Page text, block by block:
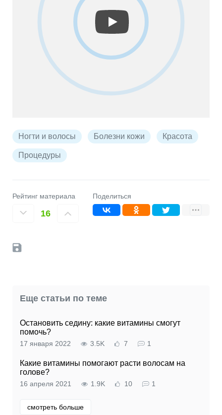
Ногти и волосы Болезни кожи Красота
Процедуры
Рейтинг материала
16
Поделиться
Еще статьи по теме
Остановить седину: какие витамины смогут
помочь?
17 января 2022 3.5K 7 1
Какие витамины помогают расти волосам на
голове?
16 апреля 2021 1.9K 10 1
смотреть больше